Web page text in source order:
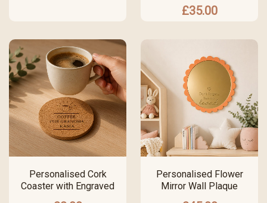
£35.00
Personalised Cork
Coaster with Engraved
Personalised Flower
Mirror Wall Plaque